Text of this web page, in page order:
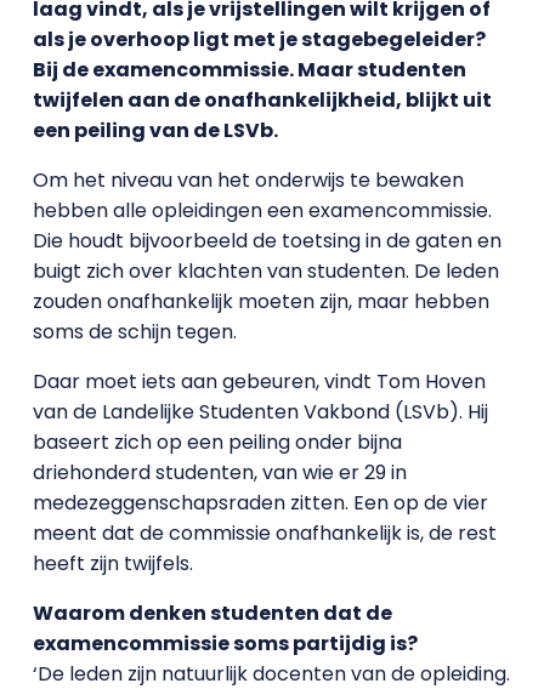
laag vindt, als je vrijstellingen wilt krijgen of
als je overhoop ligt met je stagebegeleider?
Bij de examencommissie. Maar studenten
twijfelen aan de onafhankelijkheid, blijkt uit
een peiling van de LSVb.
Om het niveau van het onderwijs te bewaken
hebben alle opleidingen een examencommissie.
Die houdt bijvoorbeeld de toetsing in de gaten en
buigt zich over klachten van studenten. De leden
zouden onafhankelijk moeten zijn, maar hebben
soms de schijn tegen.
Daar moet iets aan gebeuren, vindt Tom Hoven
van de Landelijke Studenten Vakbond (LSVb). Hij
baseert zich op een peiling onder bijna
driehonderd studenten, van wie er 29 in
medezeggenschapsraden zitten. Een op de vier
meent dat de commissie onafhankelijk is, de rest
heeft zijn twijfels.
Waarom denken studenten dat de
examencommissie soms partijdig is?
‘De leden zijn natuurlijk docenten van de opleiding.